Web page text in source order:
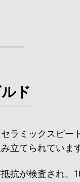
ド
ラミックスピー
立てられていま
抗が検査され、